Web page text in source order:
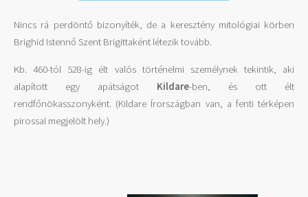
Nincs rá perdöntő bizonyíték, de a keresztény mitológiai körben
Brighid Istennő Szent Brigittaként létezik tovább.
Kb. 460-tól 528-ig élt valós történelmi személynek tekintik, aki
alapított egy apátságot Kildare-ben, és ott élt
rendfőnökasszonyként. (Kildare Írországban van, a fenti térképen
pirossal megjelölt hely.)